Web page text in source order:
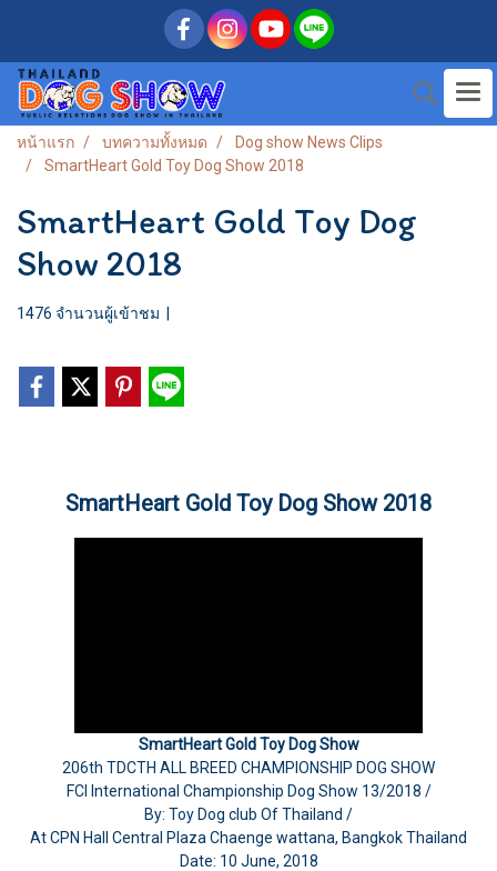
หน้าแรก บทความทั้งหมด
Dog show News Clips
SmartHeart Gold Toy Dog Show 2018
SmartHeart Gold Toy Dog
Show 2018
1476 จำนวนผู้เข้าชม
SmartHeart Gold Toy Dog Show 2018
SmartHeart Gold Toy Dog Show
206th TDCTH ALL BREED CHAMPIONSHIP DOG SHOW
FCI International Championship Dog Show 13/2018 /
By: Toy Dog club Of Thailand /
At CPN Hall Central Plaza Chaenge wattana, Bangkok Thailand
Date: 10 June, 2018